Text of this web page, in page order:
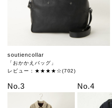
soutiencollar
「おかかえバッグ」
レビュー：★★★★☆(702)
No.3 No.4